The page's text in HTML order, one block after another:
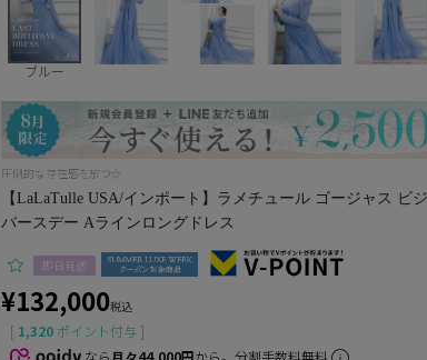
ブルー
圧倒的な存在感を放つ☆
【LaLaTulle USA/インポート】ラメチュール ゴージャス ビ
バースデー Aラインロングドレス
即日発送
¥132,000税込
[ 1,320 ポイント付与 ]